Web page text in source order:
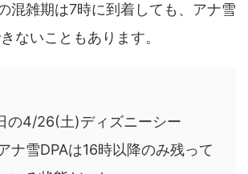
混雑期は7時に到着しても、アナ雪
ないこともあります。
の4/26(土)ディズニーシー
ナ雪DPAは16時以降のみ残って